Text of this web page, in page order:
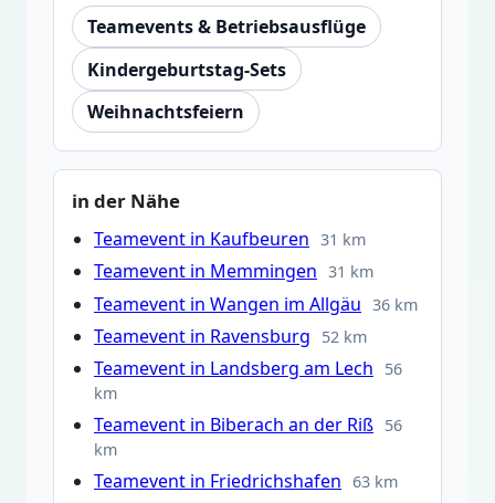
Teamevents & Betriebsausflüge
Kindergeburtstag-Sets
Weihnachtsfeiern
in der Nähe
Teamevent in Kaufbeuren 31 km
Teamevent in Memmingen 31 km
Teamevent in Wangen im Allgäu 36 km
Teamevent in Ravensburg 52 km
Teamevent in Landsberg am Lech
56
km
Teamevent in Biberach an der Riß 56
km
Teamevent in Friedrichshafen 63 km